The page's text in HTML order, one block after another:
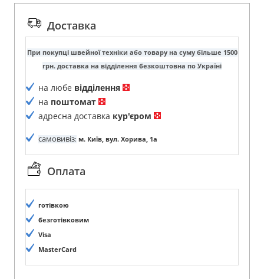
Доставка
При покупці швейної техніки або товару на суму більше 1500
грн. доставка на відділення безкоштовна по Україні
на любе відділення
на поштомат
адресна доставка кур'єром
самовивіз: м. Київ, вул. Хорива, 1а
Оплата
готівкою
безготівковим
Visa
MasterCard